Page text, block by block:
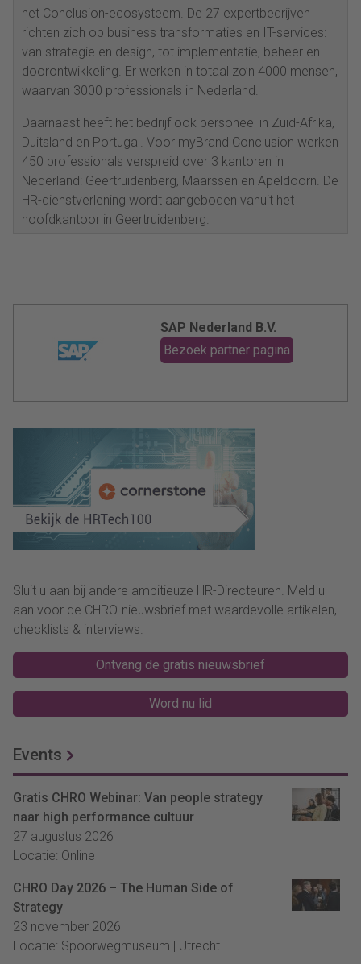
het Conclusion-ecosysteem. De 27 expertbedrijven
richten zich op business transformaties en IT-services:
van strategie en design, tot implementatie, beheer en
doorontwikkeling. Er werken in totaal zo’n 4000 mensen,
waarvan 3000 professionals in Nederland.
Daarnaast heeft het bedrijf ook personeel in Zuid-Afrika,
Duitsland en Portugal. Voor myBrand Conclusion werken
450 professionals verspreid over 3 kantoren in
Nederland: Geertruidenberg, Maarssen en Apeldoorn. De
HR-dienstverlening wordt aangeboden vanuit het
hoofdkantoor in Geertruidenberg.
SAP Nederland B.V.
Bezoek partner pagina
Sluit u aan bij andere ambitieuze HR-Directeuren. Meld u
aan voor de CHRO-nieuwsbrief met waardevolle artikelen,
checklists & interviews.
Ontvang de gratis nieuwsbrief
Word nu lid
Events
Gratis CHRO Webinar: Van people strategy
naar high performance cultuur
27 augustus 2026
Locatie: Online
CHRO Day 2026 – The Human Side of
Strategy
23 november 2026
Locatie: Spoorwegmuseum | Utrecht